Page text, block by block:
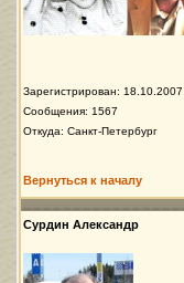
Зарегистрирован: 18.10.2007
Сообщения: 1567
Откуда: Санкт-Петербург
Вернуться к началу
Сурдин Александр